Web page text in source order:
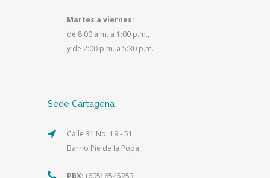
Martes a viernes:
de 8:00 a.m. a 1:00 p.m.,
y de 2:00 p.m. a 5:30 p.m.
Sede Cartagena
Calle 31 No. 19 - 51
Barrio Pie de la Popa
PBX: (605) 6545253